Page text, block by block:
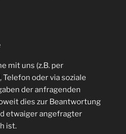
mit uns (z.B. per
oder via soziale
der anfragenden
dies zur Beantwortung
etwaiger angefragter
ist.